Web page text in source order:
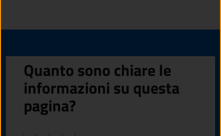
Quanto sono chiare le
informazioni su questa
pagina?